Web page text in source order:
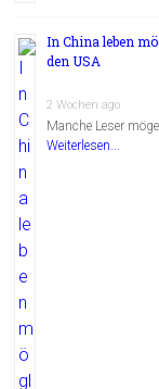
In China leben
den USA
2 Wochen ago
Manche Leser
Weiterlesen...